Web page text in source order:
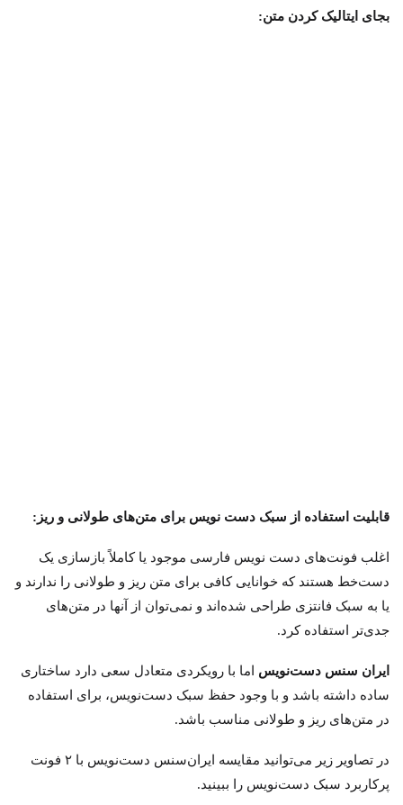
بجای ایتالیک کردن متن:
قابلیت استفاده از سبک دست نویس برای متن‌های طولانی و ریز:
اغلب فونت‌های دست نویس فارسی موجود یا کاملاً بازسازی یک
دست‌خط هستند که خوانایی کافی برای متن ریز و طولانی را ندارند و
یا به سبک فانتزی طراحی شده‌اند و نمی‌توان از آنها در متن‌های
جدی‌تر استفاده کرد.
ایران سنس دست‌نویس اما با رویکردی متعادل سعی دارد ساختاری
ساده داشته باشد و با وجود حفظ سبک دست‌نویس، برای استفاده
در متن‌های ریز و طولانی مناسب باشد.
در تصاویر زیر می‌توانید مقایسه ایران‌سنس دست‌نویس با ۲ فونت
پرکاربرد سبک دست‌نویس را ببینید.